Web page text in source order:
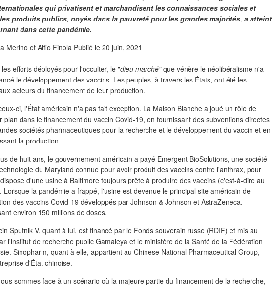
qui privatisent et marchandisent les connaissances sociales et
produits publics, noyés dans la pauvreté pour les grandes majorités, a atteint
dans cette pandémie.
Merino et Alfio Finola Publié le 20 juin, 2021
les efforts déployés pour l'occulter, le "dieu marché"que vénère le néolibéralisme n'a
le développement des vaccins. Les peuples, à travers les États, ont été les
acteurs du financement de leur production.
ci, l'État américain n'a pas fait exception. La Maison Blanche a joué un rôle de
plan dans le financement du vaccin Covid-19, en fournissant des subventions directes
sociétés pharmaceutiques pour la recherche et le développement du vaccin et en
la production.
de huit ans, le gouvernement américain a payé Emergent BioSolutions, une société
du Maryland connue pour avoir produit des vaccins contre l'anthrax, pour
d'une usine à Baltimore toujours prête à produire des vaccins (c'est-à-dire au
Lorsque la pandémie a frappé, l'usine est devenue le principal site américain de
des vaccins Covid-19 développés par Johnson & Johnson et AstraZeneca,
environ 150 millions de doses.
Sputnik V, quant à lui, est financé par le Fonds souverain russe (RDIF) et mis au
l'institut de recherche public Gamaleya et le ministère de la Santé de la Fédération
Sinopharm, quant à elle, appartient au Chinese National Pharmaceutical Group,
d'État chinoise.
sommes face à un scénario où la majeure partie du financement de la recherche,